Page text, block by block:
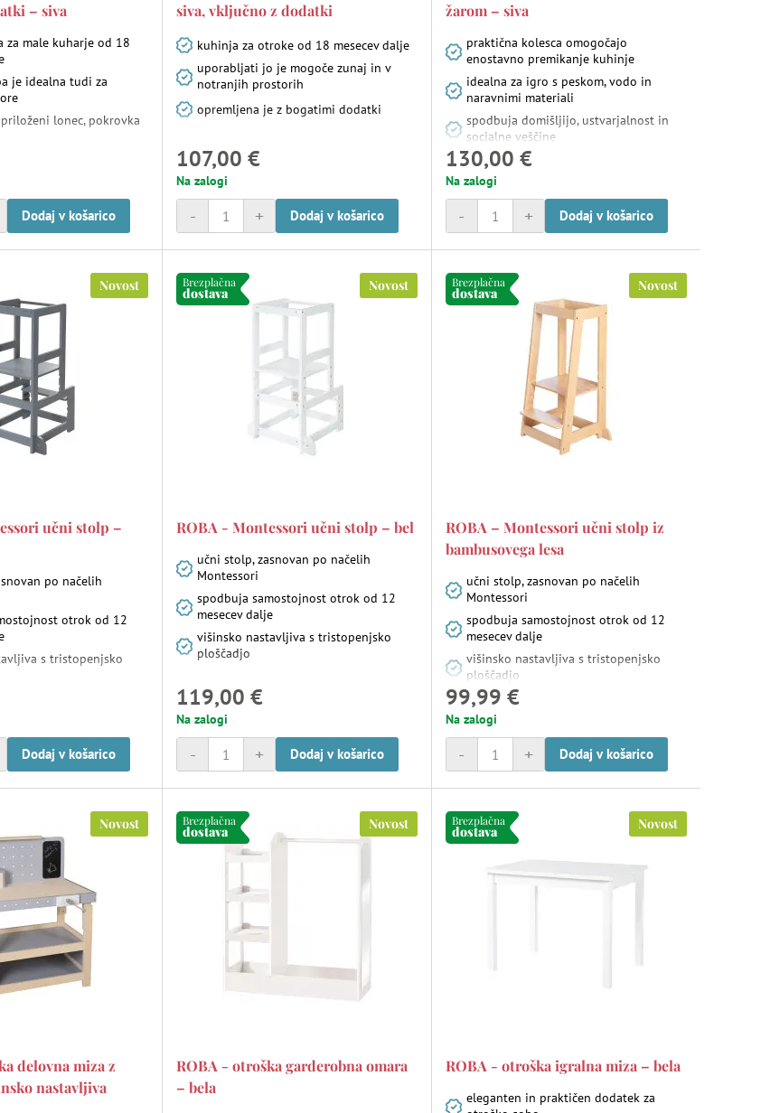
– siva
za male kuharje od 18
je idealna tudi za
lonec, pokrovka
Dodaj v košarico
siva, vključno z dodatki
kuhinja za otroke od 18 mesecev dalje
uporabljati jo je mogoče zunaj in v
notranjih prostorih
opremljena je z bogatimi dodatki
107,00 €
Na zalogi
+
- Dodaj v košarico
žarom – siva
praktična kolesca omogočajo
enostavno premikanje kuhinje
idealna za igro s peskom, vodo in
naravnimi materiali
spodbuja domišljijo, ustvarjalnost in
socialne veščine
130,00 €
Na zalogi
+
- Dodaj v košarico
Novost
učni stolp –
po načelih
otrok od 12
s tristopenjsko
Dodaj v košarico
Brezplačna
dostava Novost
ROBA - Montessori učni stolp – bel
učni stolp, zasnovan po načelih
Montessori
spodbuja samostojnost otrok od 12
mesecev dalje
višinsko nastavljiva s tristopenjsko
ploščadjo
119,00 €
Na zalogi
+
- Dodaj v košarico
Brezplačna
dostava Novost
ROBA – Montessori učni stolp iz
bambusovega lesa
učni stolp, zasnovan po načelih
Montessori
spodbuja samostojnost otrok od 12
mesecev dalje
višinsko nastavljiva s tristopenjsko
ploščadjo
99,99 €
Na zalogi
+
- Dodaj v košarico
Novost
delovna miza z
nastavljiva
Brezplačna
dostava Novost
ROBA - otroška garderobna omara
– bela
Brezplačna
dostava Novost
ROBA - otroška igralna miza – bela
eleganten in praktičen dodatek za